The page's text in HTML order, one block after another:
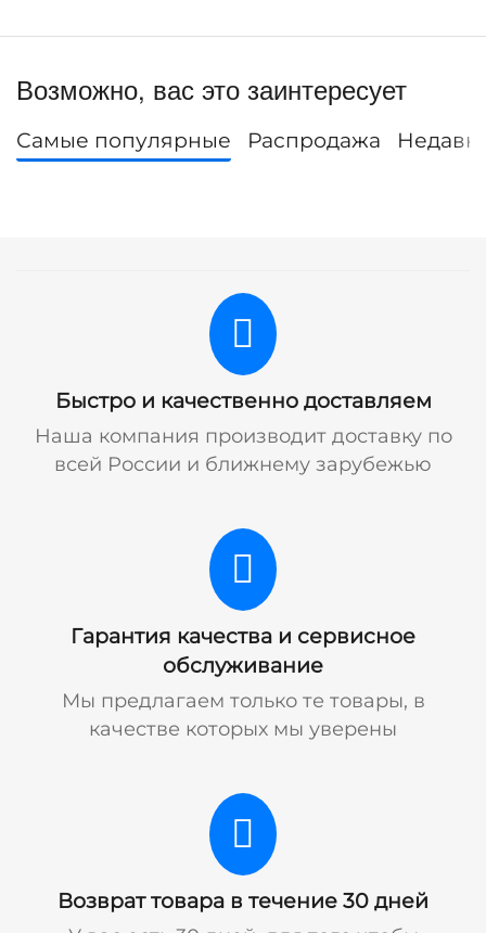
Возможно, вас это заинтересует
Самые популярные Распродажа
Быстро и качественно доставляем
Наша компания производит доставку по
всей России и ближнему зарубежью
Гарантия качества и сервисное
обслуживание
Мы предлагаем только те товары, в
качестве которых мы уверены
Возврат товара в течение 30 дней